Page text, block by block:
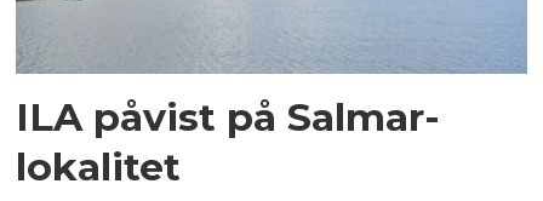
ILA påvist på Salmar-
lokalitet